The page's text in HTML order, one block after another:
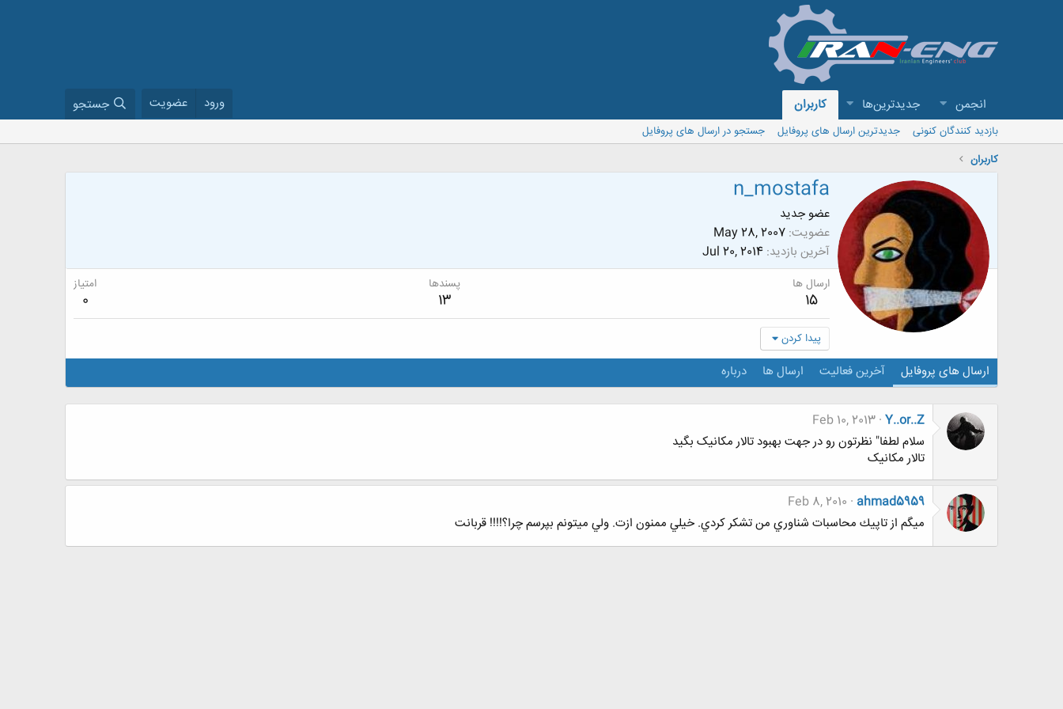
انجمن جدیدترین‌ها کاربران ورود عضویت جستجو
بازدید کنندگان کنونی جدیدترین ارسال های پروفایل
جستجو در ارسال های پروفایل
کاربران
n_mostafa
عضو جدید
عضویت May 28, 2007
آخرین بازدید Jul 20, 2014
ارسال ها
15
پسندها
13
امتیاز
0
پیدا کردن
ارسال های پروفایل آخرین فعالیت ارسال ها درباره
Y..or..Z
Feb 10, 2013
سلام لطفا" نظرتون رو در جهت بهبود تالار مکانیک بگید
تالار مکانیک
ahmad5959
Feb 8, 2010
ميگم از تاپيك محاسبات شناوري من تشكر كردي. خيلي ممنون ازت. ولي ميتونم بپرسم چرا؟!!!! قربانت